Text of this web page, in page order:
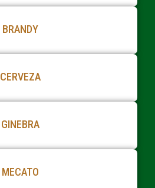
BRANDY
CERVEZA
GINEBRA
MECATO